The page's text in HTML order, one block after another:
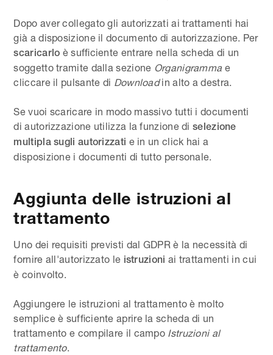
Dopo aver collegato gli autorizzati ai trattamenti hai
già a disposizione il documento di autorizzazione. Per
scaricarlo è sufficiente entrare nella scheda di un
soggetto tramite dalla sezione Organigramma e
cliccare il pulsante di Downloadin alto a destra.
Se vuoi scaricare in modo massivo tutti i documenti
di autorizzazione utilizza la funzione diselezione
multipla sugli autorizzati e in un click hai a
disposizione i documenti di tutto personale.
Aggiunta delle istruzioni al
trattamento
Uno dei requisiti previsti dal GDPR è la necessità di
fornire all'autorizzato le istruzioni ai trattamenti in cui
è coinvolto.
Aggiungere le istruzioni al trattamento è molto
semplice è sufficiente aprire la scheda di un
trattamento e compilare il campo Istruzioni al
trattamento.